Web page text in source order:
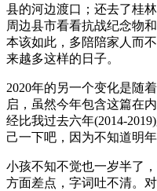
县的河边渡口；还去了桂
周边县市看看抗战纪念物
本该如此，多陪陪家人而
来越多这样的日子。
2020年的另一个变化是随
启，虽然今年包含这篇在
经比我过去六年(2014-
己一下吧，因为不知道明
小孩不知不觉也一岁半了
方面差点，字词吐不清。